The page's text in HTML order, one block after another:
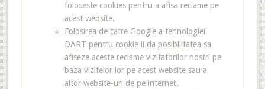
foloseste cookies pentru a afisa reclame pe
acest website.
Folosirea de catre Google a tehnologiei
DART pentru cookie ii da posibilitatea sa
afiseze aceste reclame vizitatorilor nostri pe
baza vizitelor lor pe acest website sau a
altor website-uri de pe internet.